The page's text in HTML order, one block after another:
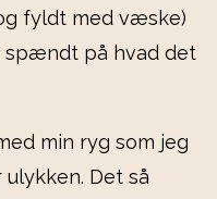
fyldt med væske)
spændt på hvad det
min ryg som jeg
Det så